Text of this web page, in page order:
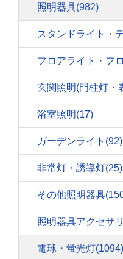
照明器具(982)
スタンドライト・
フロアライト・フ
玄関照明(門柱灯・
浴室照明(17)
ガーデンライト (92)
非常灯・誘導灯(25)
その他照明器具
照明器具アクセサリ
電球・蛍光灯(1094)